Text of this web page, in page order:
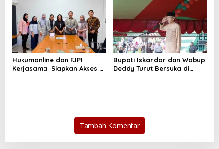
Hukumonline dan FJPI
Kerjasama Siapkan Akses AI
Bupati Iskandar dan Wabup
Deddy Turut Bersuka di
Tambah Komentar